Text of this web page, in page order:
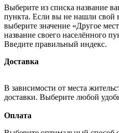
Выберите из списка название
пункта. Если вы не нашли свой
выберите значение «Другое
название своего населённого
Введите правильный индекс.
Доставка
В зависимости от места
доставки. Выберите любой
Оплата